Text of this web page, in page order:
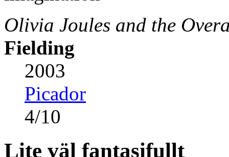
Olivia Joules and the
Fielding
2003
Picador
4/10
Lite väl fantasifullt